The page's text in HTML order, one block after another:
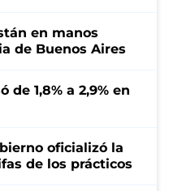
en manos
de Buenos Aires
de 1,8% a 2,9% en
oficializó la
de los prácticos